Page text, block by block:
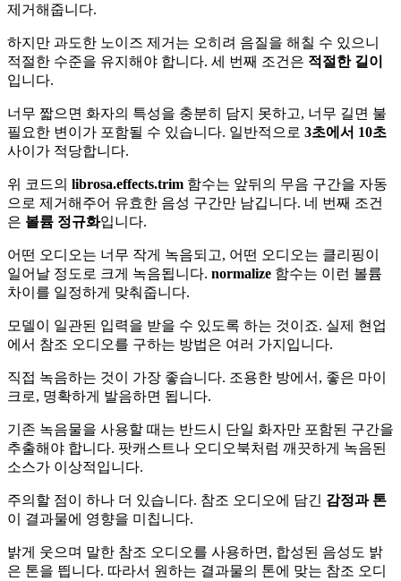
제거해줍니다.
하지만 과도한 노이즈 제거는 오히려 음질을 해칠 수 있으니
적절한 수준을 유지해야 합니다. 세 번째 조건은 적절한 길이
입니다.
너무 짧으면 화자의 특성을 충분히 담지 못하고, 너무 길면 불
필요한 변이가 포함될 수 있습니다. 일반적으로 3초에서 10초
사이가 적당합니다.
위 코드의 librosa.effects.trim 함수는 앞뒤의 무음 구간을 자동
으로 제거해주어 유효한 음성 구간만 남깁니다. 네 번째 조건
은 볼륨 정규화입니다.
어떤 오디오는 너무 작게 녹음되고, 어떤 오디오는 클리핑이
일어날 정도로 크게 녹음됩니다. normalize 함수는 이런 볼륨
차이를 일정하게 맞춰줍니다.
모델이 일관된 입력을 받을 수 있도록 하는 것이죠. 실제 현업
에서 참조 오디오를 구하는 방법은 여러 가지입니다.
직접 녹음하는 것이 가장 좋습니다. 조용한 방에서, 좋은 마이
크로, 명확하게 발음하면 됩니다.
기존 녹음물을 사용할 때는 반드시 단일 화자만 포함된 구간을
추출해야 합니다. 팟캐스트나 오디오북처럼 깨끗하게 녹음된
소스가 이상적입니다.
주의할 점이 하나 더 있습니다. 참조 오디오에 담긴 감정과 톤
이 결과물에 영향을 미칩니다.
밝게 웃으며 말한 참조 오디오를 사용하면, 합성된 음성도 밝
은 톤을 띕니다. 따라서 원하는 결과물의 톤에 맞는 참조 오디